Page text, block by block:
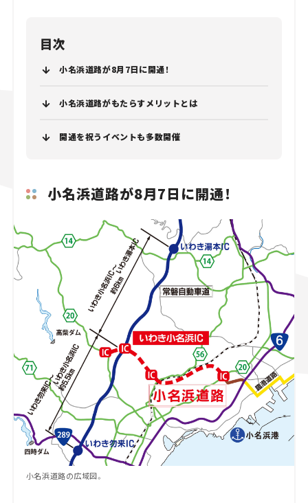
目次
小名浜道路が8月7日に開通！
小名浜道路がもたらすメリットとは
開通を祝うイベントも多数開催
小名浜道路が8月7日に開通！
小名浜道路の広域図。